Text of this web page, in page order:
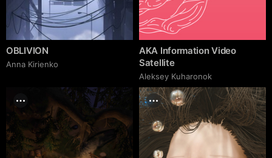
OBLIVION
Anna Kirienko
AKA Information Video
Satellite
Aleksey Kuharonok